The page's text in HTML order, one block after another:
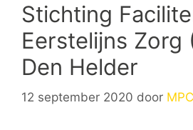
Stichting
Eerstelijns Zorg
Den Helder
12 september 2020 door